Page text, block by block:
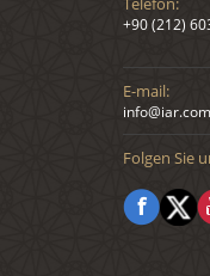
+90 (212)
E-mail:
Folgen Sie